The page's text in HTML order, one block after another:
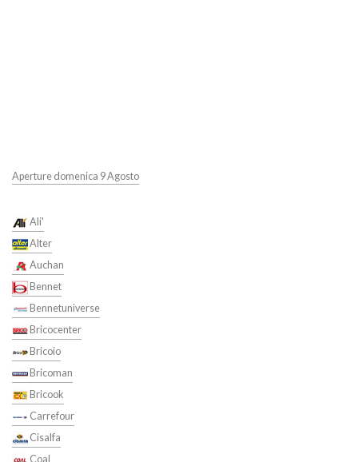
Aperture domenica 9 Agosto
Ali'
Alter
Auchan
Bennet
Bennetuniverse
Bricocenter
Bricoio
Bricoman
Bricook
Carrefour
Cisalfa
Coal